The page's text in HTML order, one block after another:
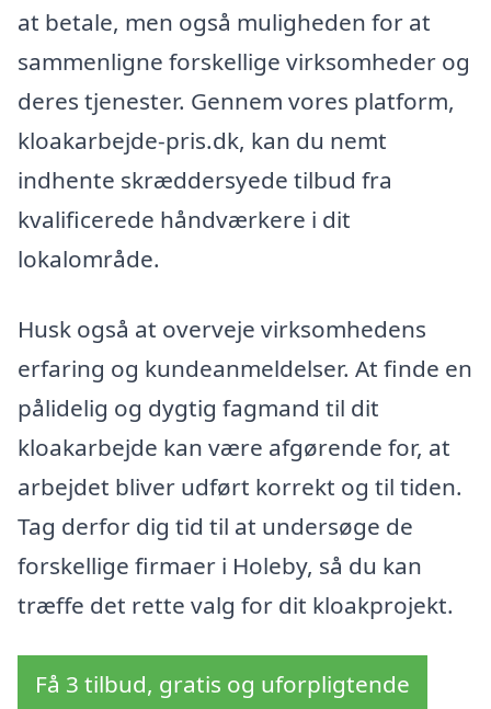
at betale, men også muligheden for at
sammenligne forskellige virksomheder og
deres tjenester. Gennem vores platform,
kloakarbejde-pris.dk, kan du nemt
indhente skræddersyede tilbud fra
kvalificerede håndværkere i dit
lokalområde.
Husk også at overveje virksomhedens
erfaring og kundeanmeldelser. At finde en
pålidelig og dygtig fagmand til dit
kloakarbejde kan være afgørende for, at
arbejdet bliver udført korrekt og til tiden.
Tag derfor dig tid til at undersøge de
forskellige firmaer i Holeby, så du kan
træffe det rette valg for dit kloakprojekt.
Få 3 tilbud, gratis og uforpligtende